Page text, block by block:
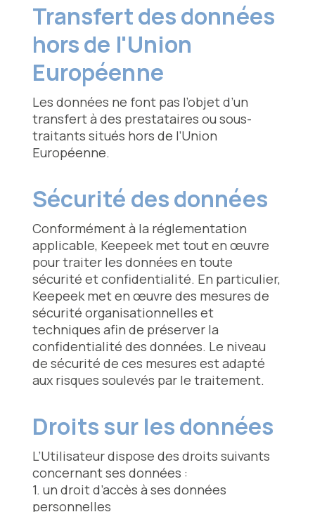
Transfert des données
hors de l'Union
Européenne
Les données ne font pas l’objet d’un
transfert à des prestataires ou sous-
traitants situés hors de l’Union
Européenne.
Sécurité des données
Conformément à la réglementation
applicable, Keepeek met tout en œuvre
pour traiter les données en toute
sécurité et confidentialité. En particulier,
Keepeek met en œuvre des mesures de
sécurité organisationnelles et
techniques afin de préserver la
confidentialité des données. Le niveau
de sécurité de ces mesures est adapté
aux risques soulevés par le traitement.
Droits sur les données
L’Utilisateur dispose des droits suivants
concernant ses données :
1. un droit d’accès à ses données
personnelles